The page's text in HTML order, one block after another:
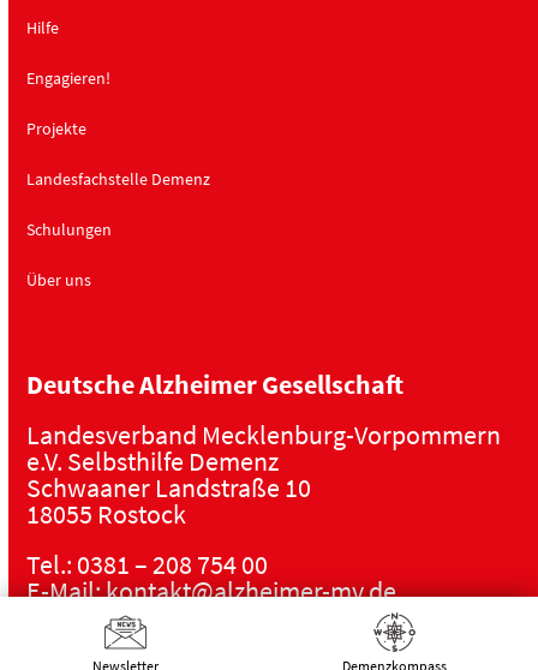
Hilfe
Engagieren!
Projekte
Landesfachstelle Demenz
Schulungen
Über uns
Deutsche Alzheimer Gesellschaft
Landesverband Mecklenburg-Vorpommern
e.V. Selbsthilfe Demenz
Schwaaner Landstraße 10
18055 Rostock
Tel.: 0381 – 208 754 00
E-Mail:kontakt@alzheimer-mv.de
Kalender
Newsletter Demenz­kompass